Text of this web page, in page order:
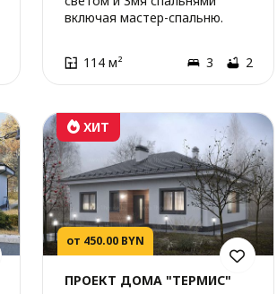
включая мастер-спальню.
114 м² 3 2
от 450.00 BYN
ХИТ
ПРОЕКТ ДОМА "ТЕРМИС"